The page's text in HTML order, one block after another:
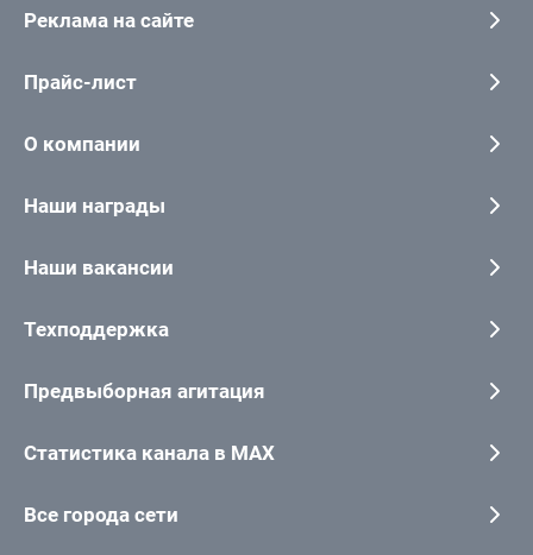
Реклама на сайте
Прайс-лист
О компании
Наши награды
Наши вакансии
Техподдержка
Предвыборная агитация
Статистика канала в MAX
Все города сети